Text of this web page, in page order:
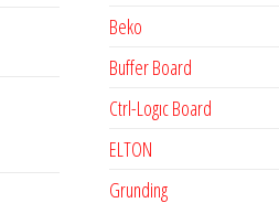
Beko
Buffer Board
Ctrl-Logıc Board
ELTON
Grunding